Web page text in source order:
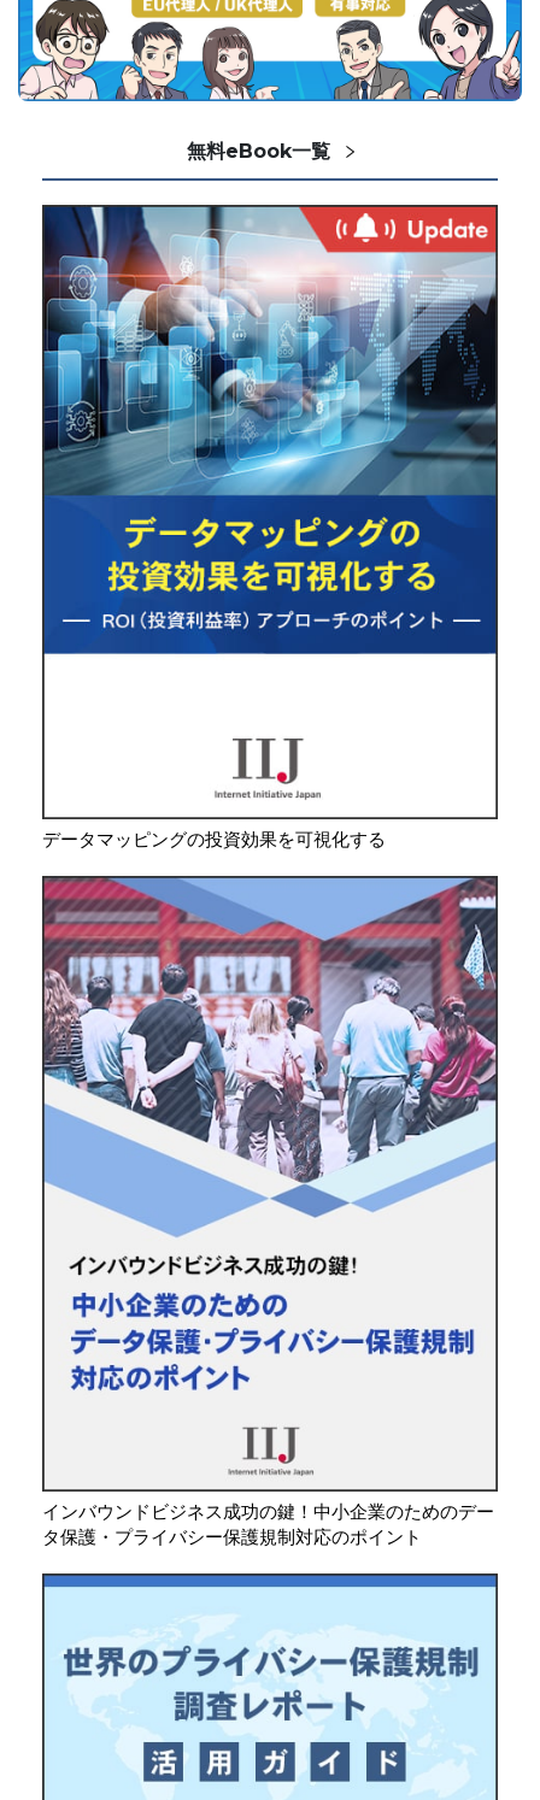
無料eBook一覧
データマッピングの投資効果を可視化する
インバウンドビジネス成功の鍵！中小企業のためのデー
タ保護・プライバシー保護規制対応のポイント